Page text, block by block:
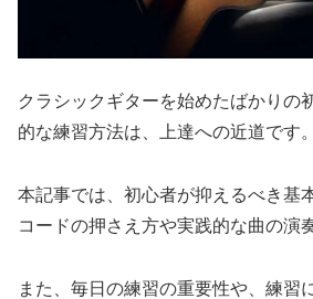
クラシックギターを始めたばかりの
的な練習方法は、上達への近道です。
本記事では、初心者が抑えるべき基
コードの押さえ方や実践的な曲の演
また、毎日の練習の重要性や、練習